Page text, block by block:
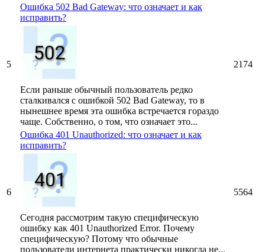
5
Ошибка 502 Bad Gateway: что означает и как
исправить?
Если раньше обычный пользователь редко
сталкивался с ошибкой 502 Bad Gateway, то в
нынешнее время эта ошибка встречается гораздо
чаще. Собственно, о том, что означает это...
2174
6
Ошибка 401 Unauthorized: что означает и как
исправить?
Сегодня рассмотрим такую специфическую
ошибку как 401 Unauthorized Error. Почему
специфическую? Потому что обычные
пользователи интернета практически никогда не...
5564